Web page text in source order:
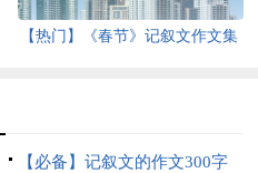
【热门】《春节》记叙文作文集
【必备】记叙文的作文300字